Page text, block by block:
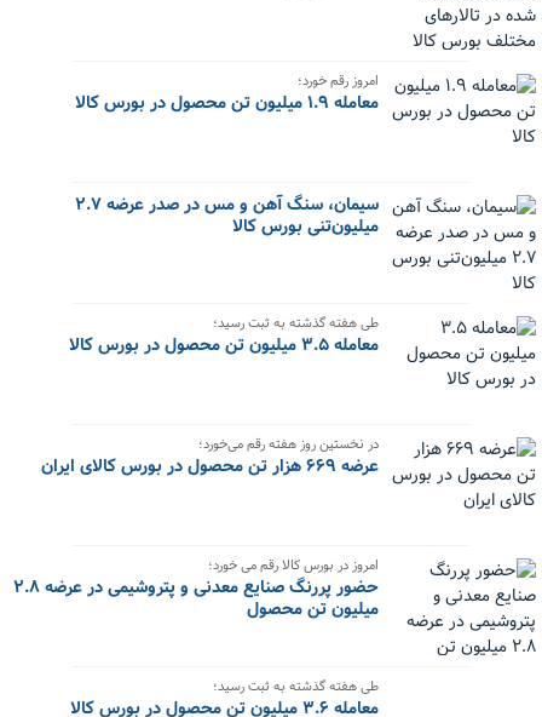
امروز رقم خورد؛
معامله ۱.۹ میلیون تن محصول در بورس کالا
سیمان، سنگ آهن و مس در صدر عرضه‌ ۲.۷
میلیون‌تنی بورس کالا
طی هفته گذشته به ثبت رسید؛
معامله ۳.۵ میلیون تن محصول در بورس کالا
در نخستین روز هفته رقم می‌خورد؛
عرضه ۶۶۹ هزار تن محصول در بورس کالای ایران
امروز در بورس کالا رقم می خورد؛
حضور پررنگ صنایع معدنی و پتروشیمی در عرضه ۲.۸
میلیون تن محصول
طی هفته گذشته به ثبت رسید؛
معامله ۳.۶ میلیون تن محصول در بورس کالا